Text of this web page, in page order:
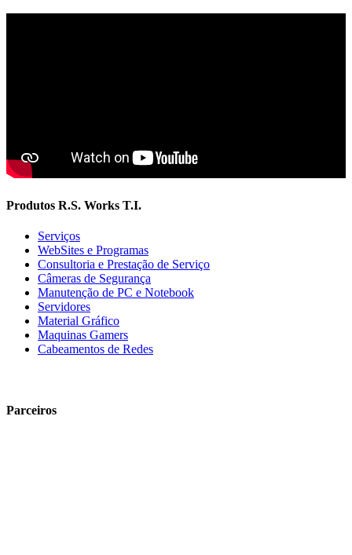
Produtos R.S. Works T.I.
Serviços
WebSites e Programas
Consultoria e Prestação de Serviço
Câmeras de Segurança
Manutenção de PC e Notebook
Servidores
Material Gráfico
Maquinas Gamers
Cabeamentos de Redes
Parceiros